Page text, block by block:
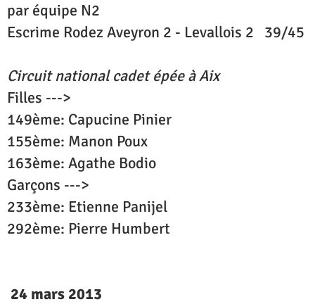
par équipe N2
Escrime Rodez Aveyron 2 - Levallois 2 39/45
Circuit national cadet épée à Aix
Filles --->
149ème: Capucine Pinier
155ème: Manon Poux
163ème: Agathe Bodio
Garçons --->
233ème: Etienne Panijel
292ème: Pierre Humbert
24 mars 2013